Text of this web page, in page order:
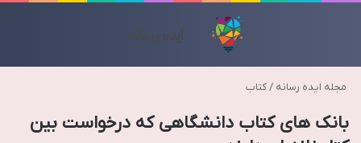
مجله ایده رسانه /کتاب
بانک های کتاب دانشگاهی که درخواست بین